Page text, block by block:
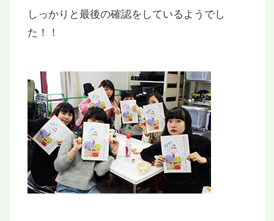
しっかりと最後の確認をしているようでし
た！！